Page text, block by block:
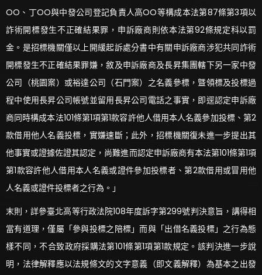
OO、丁OO與中發公司登記負責人高OO等構成本法第87條第3項以
詐術開標發生不正確結果罪，申訴廠商則依本法第92條規定科以罰
金。是招標機關僅以上開緩起訴處分書中有關申訴廠商涉犯共同詐術
開標發生不正確結果罪嫌，敘及申訴廠商及長昇集團轄下另一家中發
公司（桃園案）或裕達公司（石門案）之名義參標，曁領標及投標過
程中使用長昇公司帳號並留用長昇公司電話之事實，即逕認定申訴廠
商同時構成本法101條第1項第1款容許他人借用本人名義參加投標、第2
款借用他人名義投標，實嫌速斷；此外，招標機關復未進一步提出其
他事實或證據佐證其認定，尚難進而認定申訴廠商有本法第101條第1項
第1款容許他人借用本人名義或證件參加投標者、第2款借用或冒用他
人名義或證件投標者之行為。」
末則，詳參臺北高等行政法院108年度訴字第299號判決意旨，講得相
當有道理，僅屬「參與投標之陪標」而與「出借名義投標」之行為態
樣不同，不合致政府採購法第101條第1項第1款規定。該判決進一步說
明，法律解釋應以法規條文的文字意義（即文義解釋）為基本之出發